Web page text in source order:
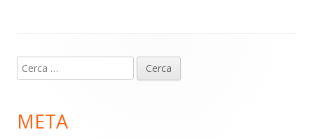
piè
pagina
Ricerca
per:
META